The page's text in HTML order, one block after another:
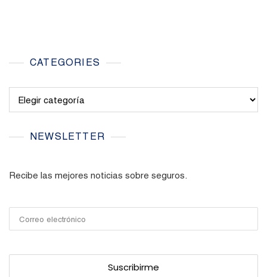
CATEGORIES
NEWSLETTER
Recibe las mejores noticias sobre seguros.